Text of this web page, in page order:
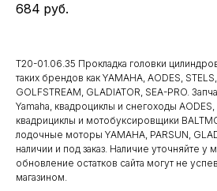
684 руб.
T20-01.06.35 Прокладка головки
таких брендов как YAMAHA, AODES,
GOLFSTREAM, GLADIATOR, SEA-PRO.
Yamaha, квадроциклы и снегоходы AODES,
квадрициклы и мотобуксировщики
лодочные моторы YAMAHA, PARSUN,
наличии и под заказ. Наличие уточняйте
обновление остатков сайта могут не
магазином.